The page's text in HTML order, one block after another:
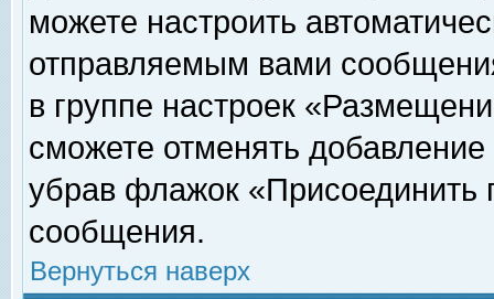
можете настроить
отправляемым вами
в группе настроек
сможете отменять
убрав флажок «Присоединить
сообщения.
Вернуться наверх